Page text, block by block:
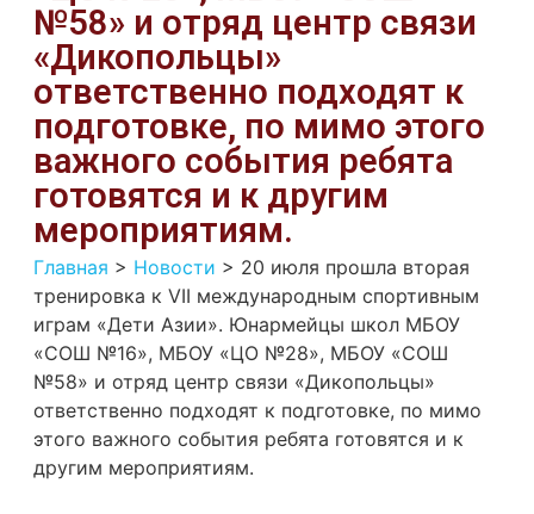
№58» и отряд центр связи
«Дикопольцы»
ответственно подходят к
подготовке, по мимо этого
важного события ребята
готовятся и к другим
мероприятиям.
Главная > Новости > 20 июля прошла вторая
тренировка к VII международным спортивным
играм «Дети Азии». Юнармейцы школ МБОУ
«СОШ №16», МБОУ «ЦО №28», МБОУ «СОШ
№58» и отряд центр связи «Дикопольцы»
ответственно подходят к подготовке, по мимо
этого важного события ребята готовятся и к
другим мероприятиям.